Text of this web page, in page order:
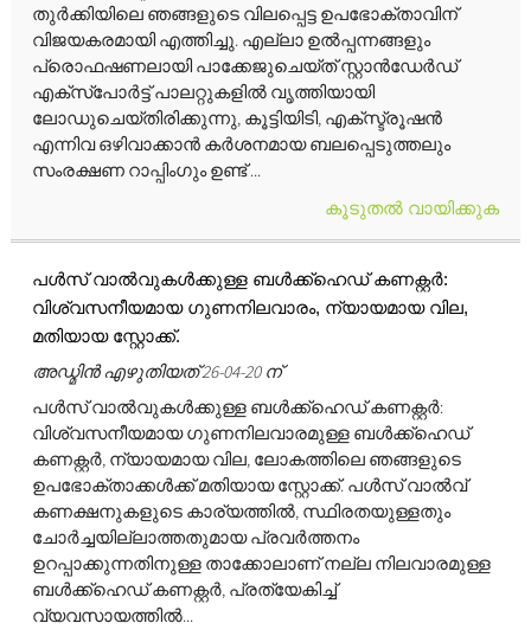
തുർക്കിയിലെ ഞങ്ങളുടെ വിലപ്പെട്ട ഉപഭോക്താവിന്
വിജയകരമായി എത്തിച്ചു. എല്ലാ ഉൽപ്പന്നങ്ങളും
പ്രൊഫഷണലായി പാക്കേജുചെയ്‌ത് സ്റ്റാൻഡേർഡ്
എക്‌സ്‌പോർട്ട് പാലറ്റുകളിൽ വൃത്തിയായി
ലോഡുചെയ്‌തിരിക്കുന്നു, കൂട്ടിയിടി, എക്സ്ട്രൂഷൻ
എന്നിവ ഒഴിവാക്കാൻ കർശനമായ ബലപ്പെടുത്തലും
സംരക്ഷണ റാപ്പിംഗും ഉണ്ട് ...
കൂടുതൽ വായിക്കുക
പൾസ് വാൽവുകൾക്കുള്ള ബൾക്ക്ഹെഡ് കണക്റ്റർ:
വിശ്വസനീയമായ ഗുണനിലവാരം, ന്യായമായ വില,
മതിയായ സ്റ്റോക്ക്.
അഡ്മിൻ എഴുതിയത് 26-04-20 ന്
പൾസ് വാൽവുകൾക്കുള്ള ബൾക്ക്ഹെഡ് കണക്റ്റർ:
വിശ്വസനീയമായ ഗുണനിലവാരമുള്ള ബൾക്ക്ഹെഡ്
കണക്റ്റർ, ന്യായമായ വില, ലോകത്തിലെ ഞങ്ങളുടെ
ഉപഭോക്താക്കൾക്ക് മതിയായ സ്റ്റോക്ക്. പൾസ് വാൽവ്
കണക്ഷനുകളുടെ കാര്യത്തിൽ, സ്ഥിരതയുള്ളതും
ചോർച്ചയില്ലാത്തതുമായ പ്രവർത്തനം
ഉറപ്പാക്കുന്നതിനുള്ള താക്കോലാണ് നല്ല നിലവാരമുള്ള
ബൾക്ക്ഹെഡ് കണക്റ്റർ, പ്രത്യേകിച്ച്
വ്യവസായത്തിൽ...